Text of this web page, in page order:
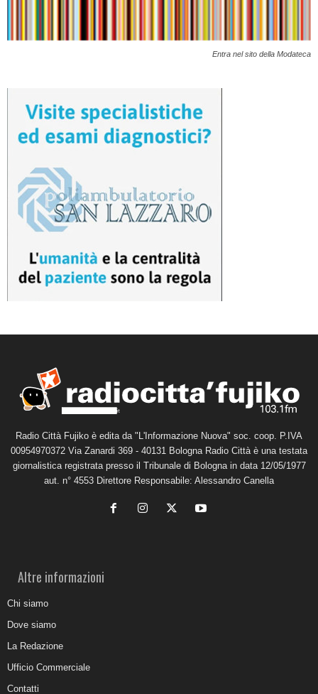
Entra nel sito della Modateca
Radio Città Fujiko è edita da "L'Informazione Nuova" soc. coop. P.IVA
00954970372 Via Zanardi 369 - 40131 Bologna Radio Città è una testata
giornalistica registrata presso il Tribunale di Bologna in data 12/05/1977
aut. n° 4553 Direttore Responsabile: Alessandro Canella
Altre informazioni
Chi siamo
Dove siamo
La Redazione
Ufficio Commerciale
Contatti